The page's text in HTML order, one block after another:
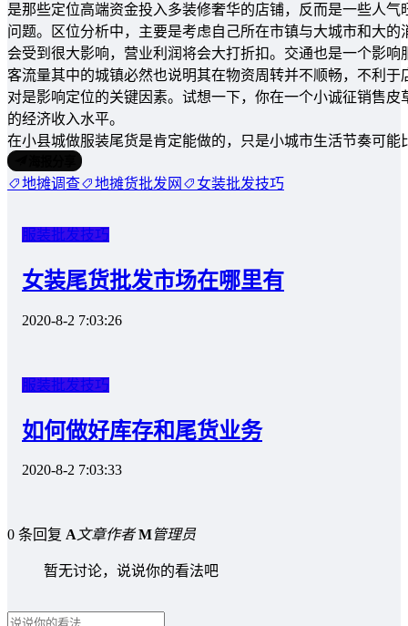
是那些定位高端资金投入多装修奢华的店铺，反而是一些人
问题。区位分析中，主要是考虑自己所在市镇与大城市和大
会受到很大影响，营业利润将会大打折扣。交通也是一个影
客流量其中的城镇必然也说明其在物资周转并不顺畅，不利
对是影响定位的关键因素。试想一下，你在一个小诚征销售
的经济收入水平。
在小县城做服装尾货是肯定能做的，只是小城市生活节奏可
地摊调查 地摊货批发网 女装批发技巧
服装批发技巧
女装尾货批发市场在哪里有
2020-8-2 7:03:26
服装批发技巧
如何做好库存和尾货业务
2020-8-2 7:03:33
0 条回复 A文章作者 M管理员
暂无讨论，说说你的看法吧